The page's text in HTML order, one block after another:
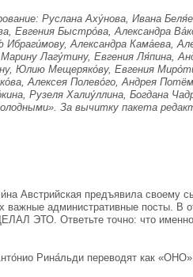
Руслана Аху́нова, Ивана
Евгения Быстро́ва, Александра
Ибраги́мову, Александра Кама́ева,
Лагу́тину, Евгения Ля́пина,
Юлию Мещеряко́ву, Евгения
Алексея Полево́го, Андрея
Рузеля Халиу́ллина, Богдана
За вычитку пакета
Австрийская предъявила своему
административные посты. В
ЭТО. Ответьте точно: что
Рина́льди переводят как